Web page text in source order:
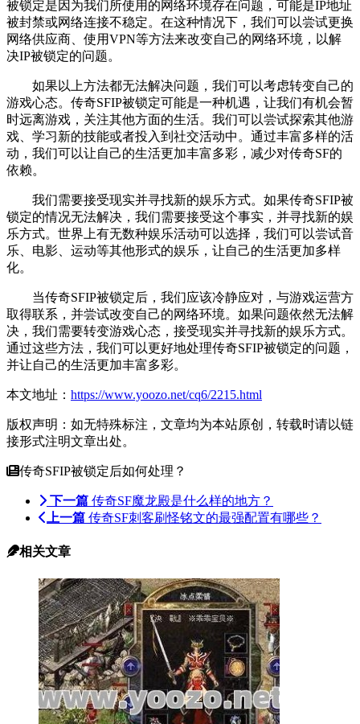
被锁定是因为我们所使用的网络环境存在问题，可能是IP地址
被封禁或网络连接不稳定。在这种情况下，我们可以尝试更换
网络供应商、使用VPN等方法来改变自己的网络环境，以解
决IP被锁定的问题。
如果以上方法都无法解决问题，我们可以考虑转变自己的
游戏心态。传奇SFIP被锁定可能是一种机遇，让我们有机会暂
时远离游戏，关注其他方面的生活。我们可以尝试探索其他游
戏、学习新的技能或者投入到社交活动中。通过丰富多样的活
动，我们可以让自己的生活更加丰富多彩，减少对传奇SF的
依赖。
我们需要接受现实并寻找新的娱乐方式。如果传奇SFIP被
锁定的情况无法解决，我们需要接受这个事实，并寻找新的娱
乐方式。世界上有无数种娱乐活动可以选择，我们可以尝试音
乐、电影、运动等其他形式的娱乐，让自己的生活更加多样
化。
当传奇SFIP被锁定后，我们应该冷静应对，与游戏运营方
取得联系，并尝试改变自己的网络环境。如果问题依然无法解
决，我们需要转变游戏心态，接受现实并寻找新的娱乐方式。
通过这些方法，我们可以更好地处理传奇SFIP被锁定的问题，
并让自己的生活更加丰富多彩。
本文地址： https://www.yoozo.net/cq6/2215.html
版权声明：如无特殊标注，文章均为本站原创，转载时请以链
接形式注明文章出处。
传奇SFIP被锁定后如何处理？
下一篇 传奇SF魔龙殿是什么样的地方？
上一篇 传奇SF刺客刷怪铭文的最强配置有哪些？
相关文章